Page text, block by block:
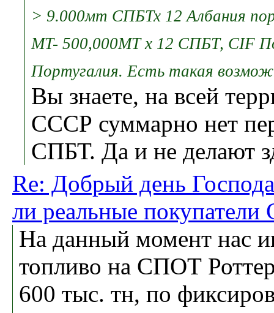
> 9.000мт СПБТх 12 Албания
MT- 500,000MT x 12 СПБТ, CIF
Португалия. Есть такая
Вы знаете, на всей
СССР суммарно нет
СПБТ. Да и не делают
Re: Добрый день
ли реальные
На данный момент нас
топливо на СПОТ
600 тыс. тн, по